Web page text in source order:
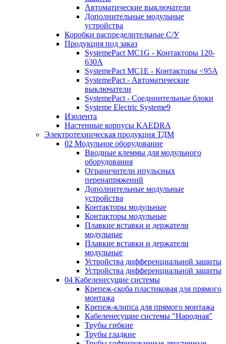
Автоматические выключатели
Дополнительные модульные
устройства
Коробки распределительные C/У
Продукция под заказ
SystemePact MC1G - Контакторы 120-
630A
SystemePact MC1E - Контакторы <95A
SystemePact - Автоматические
выключатели
SystemePact - Соединительные блоки
Systeme Electric Systeme9
Изолента
Настенные корпусы KAEDRA
Электротехническая продукция ТДМ
02 Модульное оборудование
Вводные клеммы для модульного
оборудования
Ограничители ипульсных
перенапряжений
Дополнительные модульные
устройства
Контакторы модульные
Контакторы модульные
Плавкие вставки и держатели
модульные
Плавкие вставки и держатели
модульные
Устройства дифференциальной защиты
Устройства дифференциальной защиты
04 Кабеленесущие системы
Крепеж-скоба пластиковая для прямого
монтажа
Крепеж-клипса для прямого монтажа
Кабеленесущие системы "Народная"
Трубы гибкие
Трубы гладкие